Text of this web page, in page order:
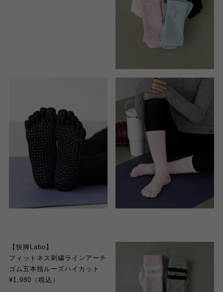
【快脚Labo】
フィットネス刺繍ラインアーチ
ゴム五本指ルーズハイカット
¥1,980（税込）